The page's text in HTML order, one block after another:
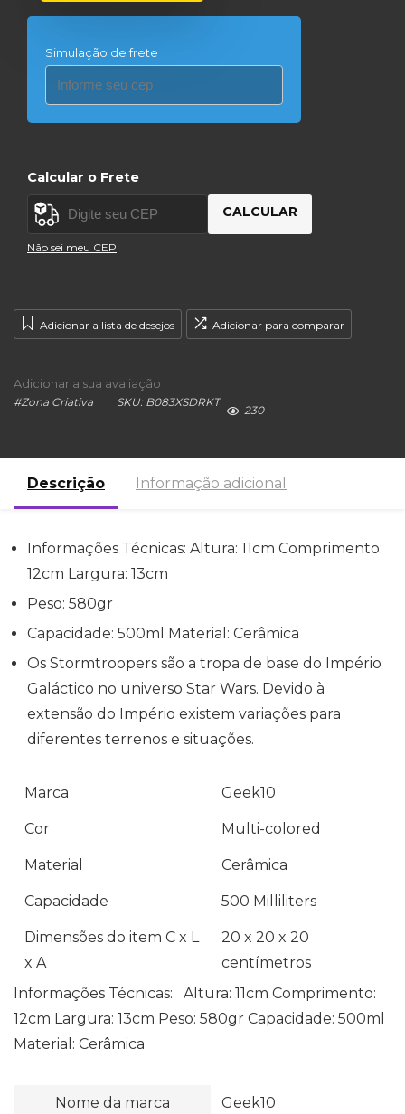
Simulação de frete
Calcular o Frete
CALCULAR
Não sei meu CEP
Adicionar a lista de desejos Adicionar para comparar
Adicionar a sua avaliação
230
#Zona Criativa SKU: B083XSDRKT
Descrição Informação adicional
Informações Técnicas: Altura: 11cm Comprimento:
12cm Largura: 13cm
Peso: 580gr
Capacidade: 500ml Material: Cerâmica
Os Stormtroopers são a tropa de base do Império
Galáctico no universo Star Wars. Devido à
extensão do Império existem variações para
diferentes terrenos e situações.
Marca Geek10
Cor Multi-colored
Material Cerâmica
Capacidade 500 Milliliters
Dimensões do item C x L
x A
20 x 20 x 20
centímetros
Informações Técnicas: Altura: 11cm Comprimento:
12cm Largura: 13cm Peso: 580gr Capacidade: 500ml
Material: Cerâmica
Nome da marca ‎Geek10